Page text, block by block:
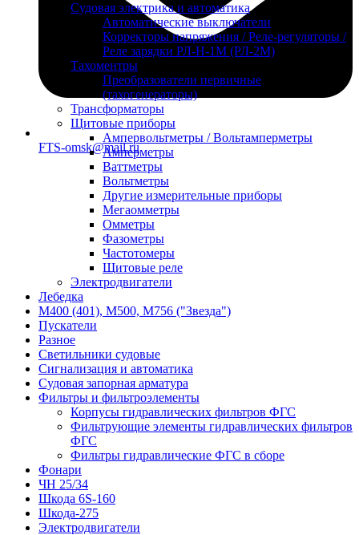
FTS-omsk@mail.ru
Судовая электрика и автоматика
Автоматические выключатели
Корректоры напряжения / Реле-регуляторы /
Реле зарядки РЛ-Н-1М (РЛ-2М)
Тахоментры
Преобразователи первичные
(тахогенераторы)
Трансформаторы
Щитовые приборы
Ампервольтметры / Вольтамперметры
Амперметры
Ваттметры
Вольтметры
Другие измерительные приборы
Мегаомметры
Омметры
Фазометры
Частотомеры
Щитовые реле
Электродвигатели
Лебедка
М400 (401), М500, М756 ("Звезда")
Пускатели
Разное
Светильники судовые
Сигнализация и автоматика
Судовая запорная арматура
Фильтры и фильтроэлементы
Корпусы гидравлических фильтров ФГС
Фильтрующие элементы гидравлических фильтров
ФГС
Фильтры гидравлические ФГС в сборе
Фонари
ЧН 25/34
Шкода 6S-160
Шкода-275
Электродвигатели